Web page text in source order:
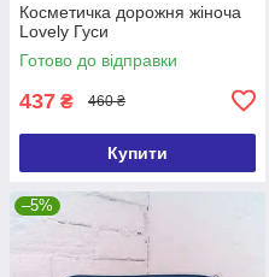
Косметичка дорожня жіноча
Lovely Гуси
Готово до відправки
437 ₴ 460 ₴
Купити
–5%